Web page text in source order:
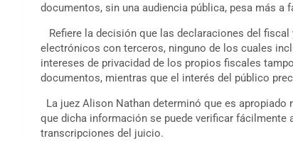
documentos, sin una audiencia pública, pesa más a
Refiere la decisión que las declaraciones del
electrónicos con terceros, ninguno de los cuales
intereses de privacidad de los propios fiscales
documentos, mientras que el interés del público
La juez Alison Nathan determinó que es
que dicha información se puede verificar
transcripciones del juicio.